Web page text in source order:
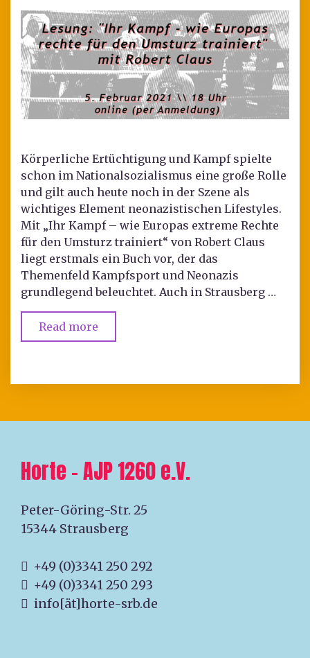
Körperliche Ertüchtigung und Kampf spielte
schon im Nationalsozialismus eine große Rolle
und gilt auch heute noch in der Szene als
wichtiges Element neonazistischen Lifestyles.
Mit „Ihr Kampf – wie Europas extreme Rechte
für den Umsturz trainiert“ von Robert Claus
liegt erstmals ein Buch vor, der das
Themenfeld Kampfsport und Neonazis
grundlegend beleuchtet. Auch in Strausberg …
Read more
Horte – AJP 1260 e.V.
Peter-Göring-Str. 25
15344 Strausberg
+49 (0)3341 250 292
+49 (0)3341 250 293
info[ät]horte-srb.de